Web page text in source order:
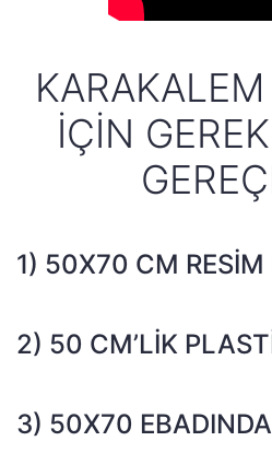
İÇIN
1) 50X70 CM RESIM
2) 50 CM’LIK
3) 50X70